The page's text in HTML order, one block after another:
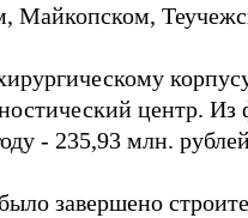
Майкопском,
центр.
- 235,93 млн.
завершено